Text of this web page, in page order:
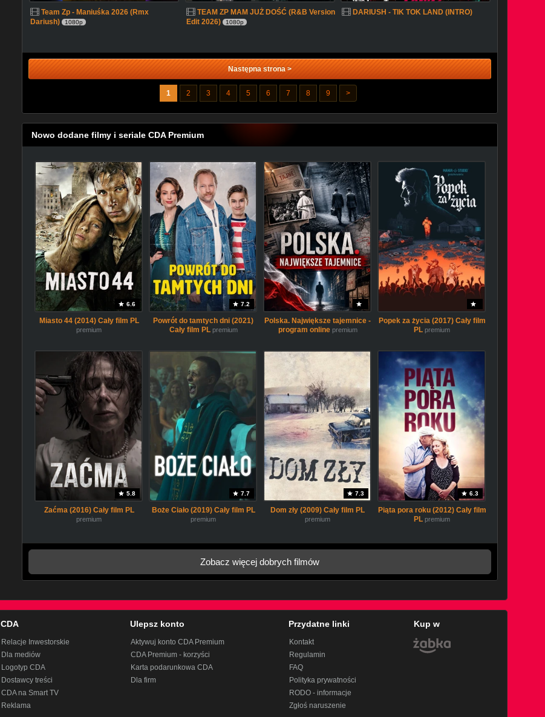
Team Zp - Maniuśka 2026 (Rmx
Dariush)
1080p
TEAM ZP MAM JUŻ DOŚĆ (R&B Version
Edit 2026)
1080p
DARIUSH - TIK TOK LAND (INTRO)
Następna strona >
1 2 3 4 5 6 7 8 9 >
Nowo dodane filmy i seriale CDA Premium
6.6
Miasto 44 (2014) Cały film PL
premium
7.2
Powrót do tamtych dni (2021)
Cały film PL premium
Polska. Największe tajemnice -
program online premium
Popek za życia (2017) Cały film
PL premium
5.8
Zaćma (2016) Cały film PL
premium
7.7
Boże Ciało (2019) Cały film PL
premium
7.3
Dom zły (2009) Cały film PL
premium
6.3
Piąta pora roku (2012) Cały film
PL premium
Zobacz więcej dobrych filmów
CDA
Relacje Inwestorskie
Dla mediów
Logotyp CDA
Dostawcy treści
CDA na Smart TV
Reklama
Ulepsz konto
Aktywuj konto CDA Premium
CDA Premium - korzyści
Karta podarunkowa CDA
Dla firm
Przydatne linki
Kontakt
Regulamin
FAQ
Polityka prywatności
RODO - informacje
Zgłoś naruszenie
Kup w